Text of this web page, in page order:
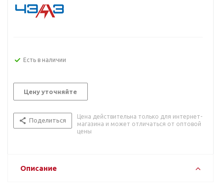
Есть в наличии
Цену уточняйте
Поделиться
Цена действительна только для интернет-
магазина и может отличаться от оптовой
цены
Описание